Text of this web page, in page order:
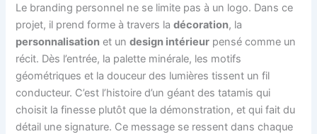
Le branding personnel ne se limite pas à un logo. Dans ce
projet, il prend forme à travers ladécoration, la
personnalisation et undesign intérieur pensé comme un
récit. Dès l’entrée, la palette minérale, les motifs
géométriques et la douceur des lumières tissent un fil
conducteur. C’est l’histoire d’un géant des tatamis qui
choisit la finesse plutôt que la démonstration, et qui fait du
détail une signature. Ce message se ressent dans chaque